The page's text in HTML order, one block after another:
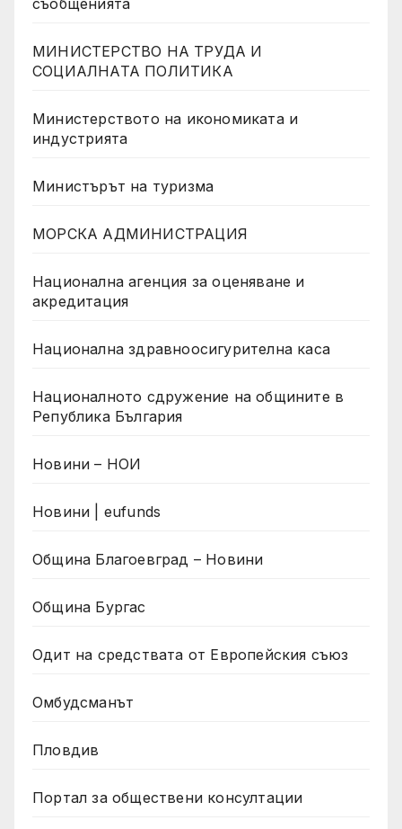
МИНИСТЕРСТВО НА ТРУДА И
СОЦИАЛНАТА ПОЛИТИКА
Министерството на икономиката и
индустрията
Министърът на туризма
МОРСКА АДМИНИСТРАЦИЯ
Национална агенция за оценяване и
акредитация
Национална здравноосигурителна каса
Националното сдружение на общините в
Република България
Новини – НОИ
Новини | eufunds
Община Благоевград – Новини
Община Бургас
Одит на средствата от Европейския съюз
Омбудсманът
Пловдив
Портал за обществени консултации